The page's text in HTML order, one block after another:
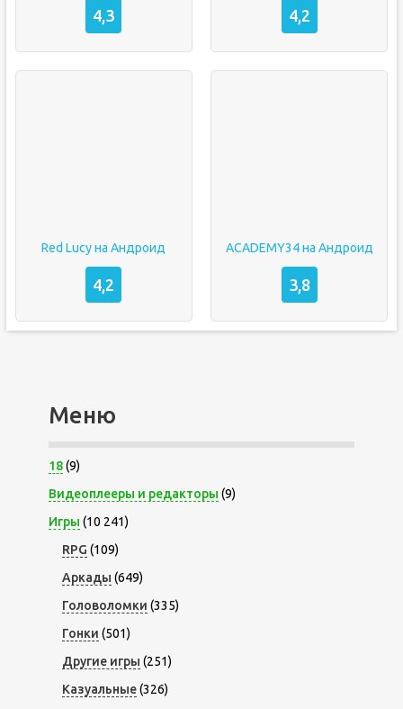
4,3 4,2
Red Lucy на Андроид
4,2
ACADEMY34 на Андроид
3,8
Меню
18(9)
Видеоплееры и редакторы (9)
Игры (10 241)
RPG (109)
Аркады (649)
Головоломки (335)
Гонки (501)
Другие игры (251)
Казуальные(326)